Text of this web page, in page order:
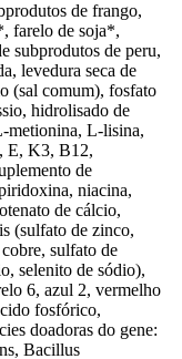
de frango,
farelo de soja*,
subprodutos de peru,
levedura seca de
(sal comum), fosfato
hidrolisado de
metionina, L-lisina,
E, K3, B12,
de
niacina,
de cálcio,
(sulfato de zinco,
sulfato de
selenito de sódio),
6, azul 2, vermelho
fosfórico,
doadoras do gene:
Bacillus